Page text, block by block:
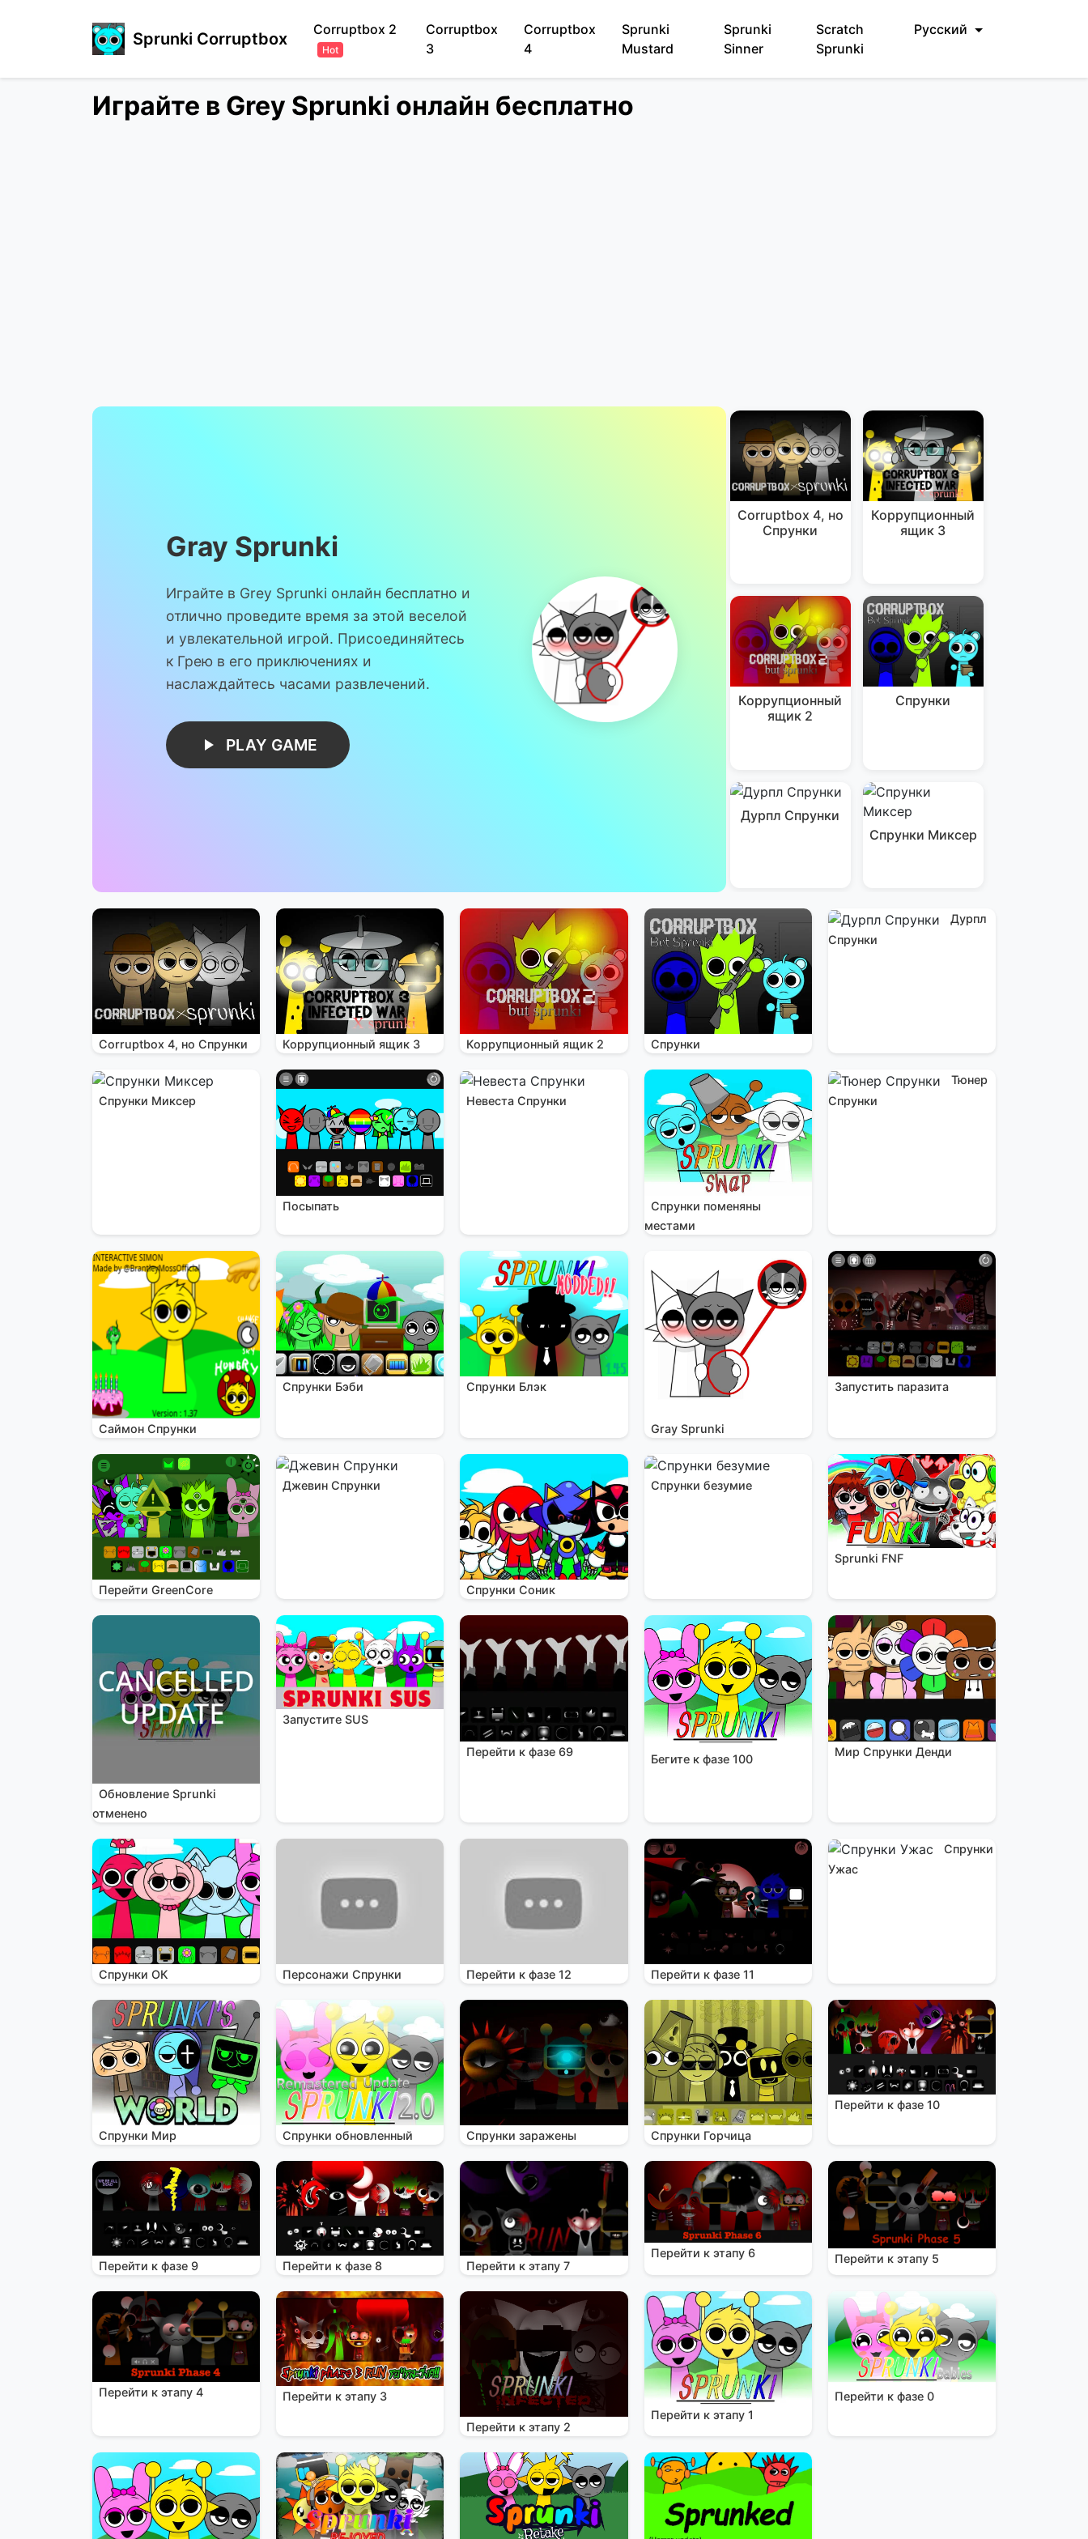
Sprunki Corruptbox Corruptbox 2
Hot
Corruptbox
3
Corruptbox
4
Sprunki
Mustard
Sprunki
Sinner
Scratch
Sprunki
Русский
Играйте в Grey Sprunki онлайн бесплатно
Gray Sprunki
Играйте в Grey Sprunki онлайн бесплатно и
отлично проведите время за этой веселой
и увлекательной игрой. Присоединяйтесь
к Грею в его приключениях и
наслаждайтесь часами развлечений.
PLAY GAME
Corruptbox 4, но
Спрунки
Коррупционный
ящик 3
Коррупционный
ящик 2
Спрунки
Дурпл Спрунки
Спрунки Миксер
Corruptbox 4, но Спрунки Коррупционный ящик 3 Коррупционный ящик 2 Спрунки
Дурпл
Спрунки
Спрунки Миксер
Посыпать
Невеста Спрунки
Спрунки поменяны
местами
Тюнер
Спрунки
Саймон Спрунки
Спрунки Бэби Спрунки Блэк
Gray Sprunki
Запустить паразита
Перейти GreenCore
Джевин Спрунки
Спрунки Соник
Спрунки безумие
Sprunki FNF
Обновление Sprunki
отменено
Запустите SUS
Перейти к фазе 69
Бегите к фазе 100
Мир Спрунки Денди
Спрунки ОК Персонажи Спрунки Перейти к фазе 12 Перейти к фазе 11
Спрунки
Ужас
Спрунки Мир Спрунки обновленный Спрунки заражены Спрунки Горчица
Перейти к фазе 10
Перейти к фазе 9 Перейти к фазе 8 Перейти к этапу 7
Перейти к этапу 6 Перейти к этапу 5
Перейти к этапу 4 Перейти к этапу 3
Перейти к этапу 2
Перейти к этапу 1
Перейти к фазе 0